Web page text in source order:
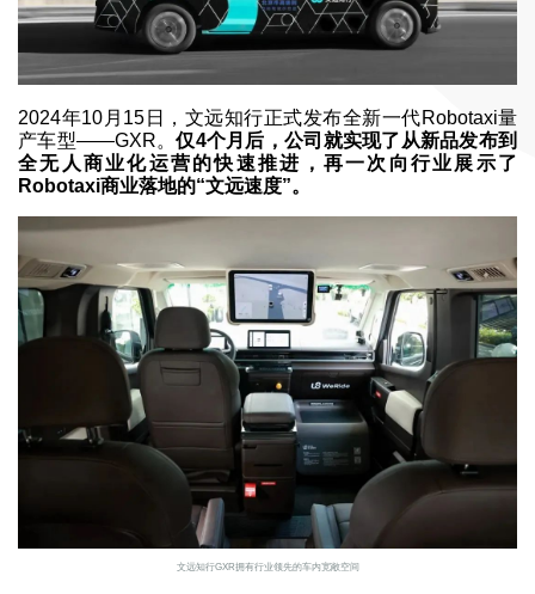
2024年10月15日，文远知行正式发布全新一代Robotaxi量
产车型——GXR。仅4个月后，公司就实现了从新品发布到
全无人商业化运营的快速推进，再一次向行业展示了
Robotaxi商业落地的“文远速度”。
文远知行GXR拥有行业领先的车内宽敞空间